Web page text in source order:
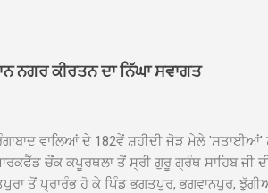
ਨਗਰ ਕੀਰਤਨ ਦਾ ਨਿੱਘਾ ਸਵਾਗਤ
ਵਾਲਿਆਂ ਦੇ 182ਵੇਂ ਸ਼ਹੀਦੀ ਜੋੜ ਮੇਲੇ
ਚੌਂਕ ਕਪੂਰਥਲਾ ਤੋਂ ਸ੍ਰੀ ਗੁਰੂ ਗ੍ਰੰਥ ਸਾਹਿਬ ਜੀ
ਤੋਂ ਪ੍ਰਾਰੰਭ ਹੋ ਕੇ ਪਿੰਡ ਭਗਤਪੁਰ, ਭਗਵਾਨਪੁਰ,